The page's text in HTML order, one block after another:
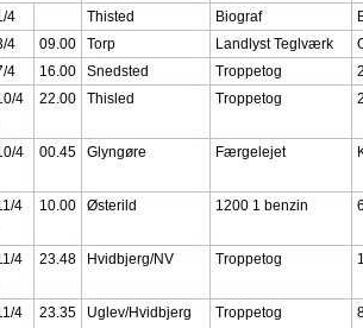
4 Thisted Biograf
4 09.00 Torp Landlyst Teglværk
4 16.00 Snedsted Troppetog
4
22.00 Thisled Troppetog
4 00.45 Glyngøre Færgelejet
4
10.00 Østerild 1200 1 benzin
4
23.48 Hvidbjerg/NV Troppetog
4
23.35 Uglev/Hvidbjerg Troppetog